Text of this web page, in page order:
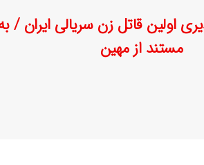
اولین قاتل زن سریالی ایران /
مستند از مهین